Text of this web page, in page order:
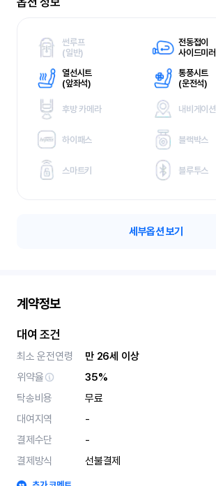
썬루프
(일반)
전동접이
사이드미러
열선시트
(앞좌석)
통풍시트
(운전석)
후방 카메라 내비게이션
하이패스 블랙박스
스마트키 블루투스
세부옵션 보기
계약정보
대여 조건
최소 운전연령
만 26세 이상
위약율
35%
탁송비용
무료
대여지역
-
결제수단
-
결제방식
선불결제